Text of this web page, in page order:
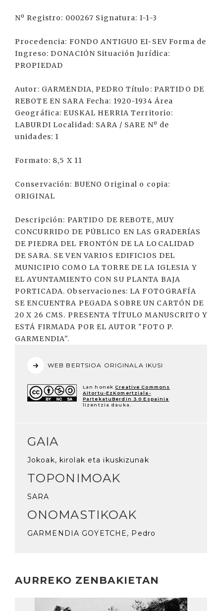
Nº Registro: 000267 Signatura: I-1-3
Procedencia: FONDO ANTIGUO EI-SEV Forma de
Ingreso: DONACIÓN Situación Jurídica:
PROPIEDAD
Autor: GARMENDIA, PEDRO Título: PARTIDO DE
REBOTE EN SARA Fecha: 1920-1934 Área
Geográfica: EUSKAL HERRIA Territorio:
LABURDI Localidad: SARA / SARE Nº de
unidades: 1
Formato: 8,5 X 11
Conservación: BUENO Original o copia:
ORIGINAL
Descripción: PARTIDO DE REBOTE, MUY
CONCURRIDO DE PÚBLICO EN LAS GRADERÍAS
DE PIEDRA DEL FRONTÓN DE LA LOCALIDAD
DE SARA. SE VEN VARIOS EDIFICIOS DEL
MUNICIPIO COMO LA TORRE DE LA IGLESIA Y
EL AYUNTAMIENTO CON SU PLANTA BAJA
PORTICADA. Observaciones: LA FOTOGRAFÍA
SE ENCUENTRA PEGADA SOBRE UN CARTÓN DE
20 X 26 CMS. PRESENTA TÍTULO MANUSCRITO Y
ESTÁ FIRMADA POR EL AUTOR "FOTO P.
GARMENDIA".
WEB BERTSIOA ORIGINALA IKUSI
Lan honek Creative Commons
Aitortu-EzKomertziala-
PartekatuBerdin 3.0 Espainia
lizentzia dauka.
GAIA
Jokoak, kirolak eta ikuskizunak
TOPONIMOAK
SARA
ONOMASTIKOAK
GARMENDIA GOYETCHE, Pedro
AURREKO ZENBAKIETAN